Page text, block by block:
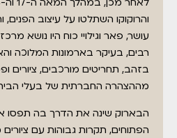
והרוקוקו השתלטו על עיצוב הפנים,
עושר, פאר וגילויי כוח היו נושא
רבים, בעיקר בארמונות המלוכה
בזהב, תחריטים מורכבים, ציורים
מההצהרה החברתית של בעלי
הבארוק שינה את הדרך בה
הפתוחים, תקרות גבוהות עם